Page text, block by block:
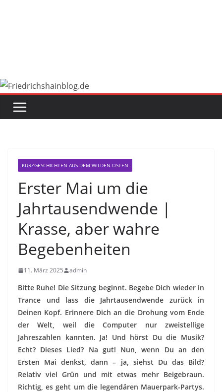
KURZGESCHICHTEN AUS DEM WILDEN OSTEN
Erster Mai um die
Jahrtausendwende |
Krasse, aber wahre
Begebenheiten
11. März 2025 admin
Bitte Ruhe! Die Sitzung beginnt. Begebe Dich wieder in
Trance und lass die Jahrtausendwende zurück in
Deinen Kopf. Erinnere Dich an die Drohung vom Ende
der Welt, weil die Computer nur zweistellige
Jahreszahlen kannten. Ja! Und hörst Du die Musik?
Echt? Dieses Lied? Na gut! Nun, wenn Du an den
Ersten Mai denkst, dann – ja, siehst Du das Bild?
Relativ viel Grün und mit etwas mehr Beigebraun.
Richtig, es geht um die legendären Mauerpark-Partys.